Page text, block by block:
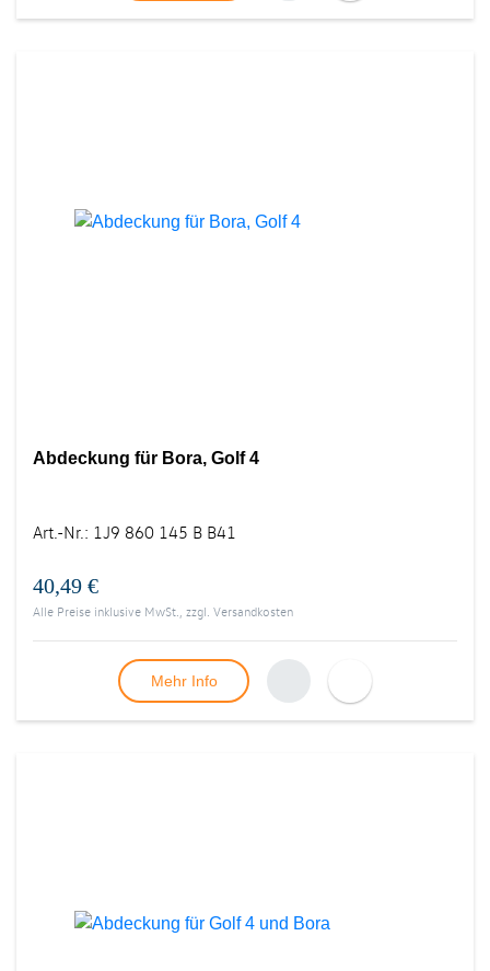
Abdeckung für Bora, Golf 4
Art.-Nr.: 1J9 860 145 B B41
40,49 €
Alle Preise inklusive MwSt., zzgl. Versandkosten
Mehr Info